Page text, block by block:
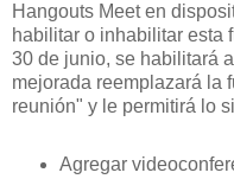
Hangouts Meet en
habilitar o inhabilitar esta
30 de junio, se habilitará
mejorada reemplazará la
reunión" y le permitirá lo
Agregar